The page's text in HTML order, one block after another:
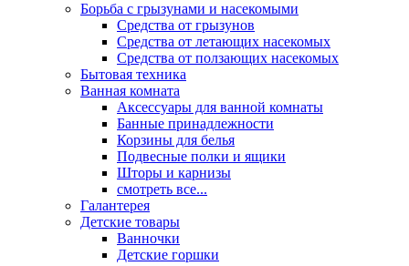
Борьба с грызунами и насекомыми
Средства от грызунов
Средства от летающих насекомых
Средства от ползающих насекомых
Бытовая техника
Ванная комната
Аксессуары для ванной комнаты
Банные принадлежности
Корзины для белья
Подвесные полки и ящики
Шторы и карнизы
смотреть все...
Галантерея
Детские товары
Ванночки
Детские горшки